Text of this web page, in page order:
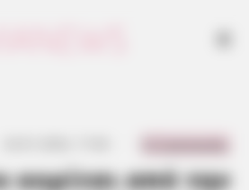
κορίτσι από την